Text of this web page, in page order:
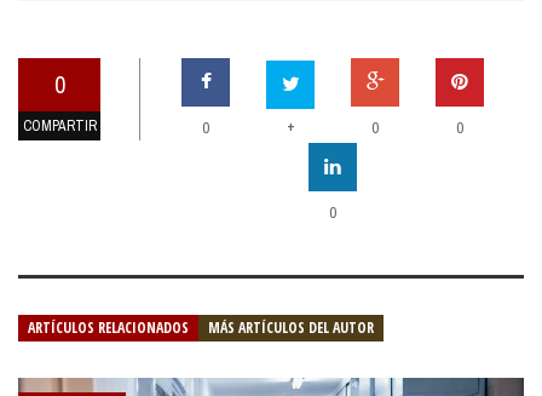
0
COMPARTIR 0 + 0 0
0
ARTÍCULOS RELACIONADOS MÁS ARTÍCULOS DEL AUTOR